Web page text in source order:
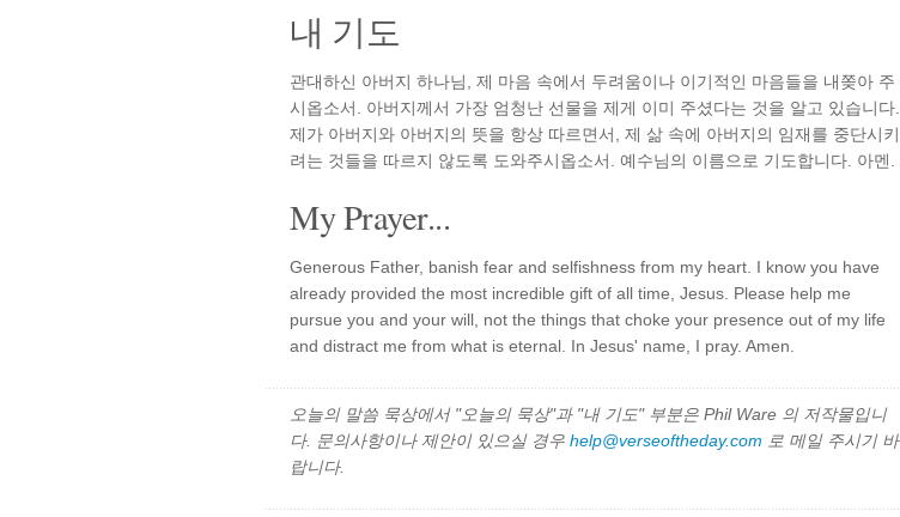
내 기도
관대하신 아버지 하나님, 제 마음 속에서 두려움이나 이기적인 마음들을 내쫒아 주
시옵소서. 아버지께서 가장 엄청난 선물을 제게 이미 주셨다는 것을 알고 있습니다.
제가 아버지와 아버지의 뜻을 항상 따르면서, 제 삶 속에 아버지의 임재를 중단시키
려는 것들을 따르지 않도록 도와주시옵소서. 예수님의 이름으로 기도합니다. 아멘.
My Prayer...
Generous Father, banish fear and selfishness from my heart. I know you have
already provided the most incredible gift of all time, Jesus. Please help me
pursue you and your will, not the things that choke your presence out of my life
and distract me from what is eternal. In Jesus' name, I pray. Amen.
오늘의 말씀 묵상에서 "오늘의 묵상"과 "내 기도" 부분은 Phil Ware 의 저작물입니
다. 문의사항이나 제안이 있으실 경우 help@verseoftheday.com 로 메일 주시기 바
랍니다.